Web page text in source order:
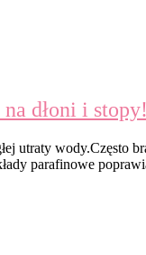
dłoni i stopy!
utraty wody.Często
parafinowe